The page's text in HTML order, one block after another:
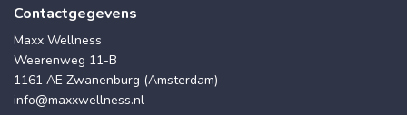
Contactgegevens
Maxx Wellness
Weerenweg 11-B
1161 AE Zwanenburg (Amsterdam)
info@maxxwellness.nl